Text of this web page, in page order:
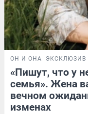
ОН И ОНА ЭКСКЛЮЗИВ
«Пишут, что у
семья». Жена
вечном
изменах